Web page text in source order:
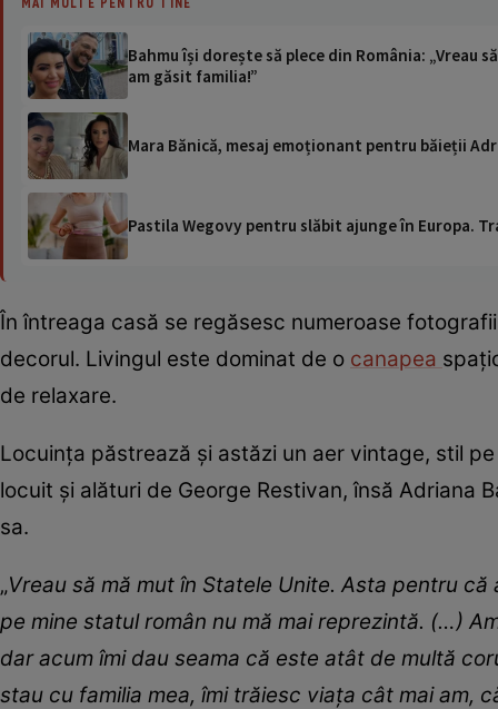
Bahmu își dorește să plece din România: „Vreau
am găsit familia!”
Mara Bănică, mesaj emoționant pentru băieții
Pastila Wegovy pentru slăbit ajunge în Europa.
În întreaga casă se regăsesc numeroase
decorul. Livingul este dominat de o canapea
de relaxare.
Locuința păstrează și astăzi un aer vintage, stil
locuit și alături de George Restivan, însă Adriana
sa.
„Vreau să mă mut în Statele Unite. Asta pentru
pe mine statul român nu mă mai reprezintă. (…)
dar acum îmi dau seama că este atât de multă
stau cu familia mea, îmi trăiesc viața cât mai am,